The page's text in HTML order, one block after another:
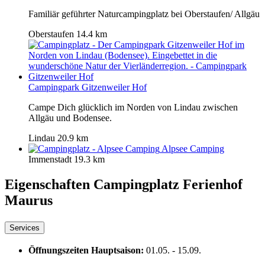
Familiär geführter Naturcampingplatz bei Oberstaufen/ Allgäu
Oberstaufen 14.4 km
Campingpark Gitzenweiler Hof
Campe Dich glücklich im Norden von Lindau zwischen
Allgäu und Bodensee.
Lindau 20.9 km
Alpsee Camping
Immenstadt 19.3 km
Eigenschaften Campingplatz Ferienhof
Maurus
Services
Öffnungszeiten Hauptsaison: 01.05. - 15.09.